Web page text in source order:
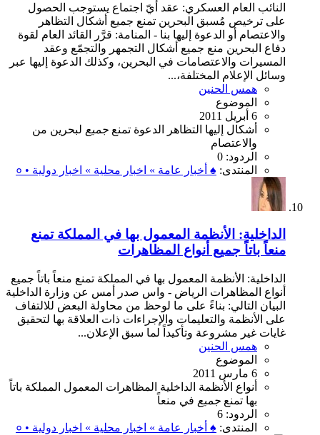
النائب العام العسكري: عقد أيّ اجتماع يستوجب الحصول
على ترخيص مُسبق البحرين تمنع جميع أشكال التظاهر
والاعتصام أو الدعوة إليها بنا - المنامة: قرَّر القائد العام لقوة
دفاع البحرين منع جميع أشكال التجمهر والتجمّع وعقد
المسيرات والاعتصامات في البحرين، وكذلك الدعوة إليها عبر
وسائل الإعلام المختلفة،...
همس الحنين
الموضوع
6 أبريل 2011
أشكال إليها التظاهر الدعوة تمنع جميع لبحرين من
والاعتصام
الردود: 0
المنتدى: ♠ أخبار عامة » اخبار محلية » اخبار دولية • ०
الداخلية: الأنظمة المعمول بها في المملكة تمنع
منعاً باتاً جميع أنواع المظاهرات
الداخلية: الأنظمة المعمول بها في المملكة تمنع منعاً باتاً جميع
أنواع المظاهرات الرياض - واس صدر أمس عن وزارة الداخلية
البيان التالي: بناءً على ما لوحظ من محاولة البعض للالتفاف
على الأنظمة والتعليمات والإجراءات ذات العلاقة بها لتحقيق
غايات غير مشروعة وتأكيداً لما سبق الإعلان...
همس الحنين
الموضوع
6 مارس 2011
أنواع الأنظمة الداخلية المظاهرات المعمول المملكة باتاً
بها تمنع جميع في منعاً
الردود: 6
المنتدى: ♠ أخبار عامة » اخبار محلية » اخبار دولية • ०